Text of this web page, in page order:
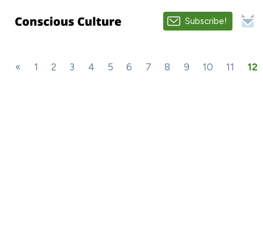
Subscribe!
« 1 2 3 4 5 6 7 8 9 10 11 12